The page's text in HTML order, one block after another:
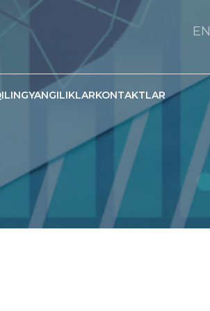
EN
YANGILIKLARKONTAKTLAR